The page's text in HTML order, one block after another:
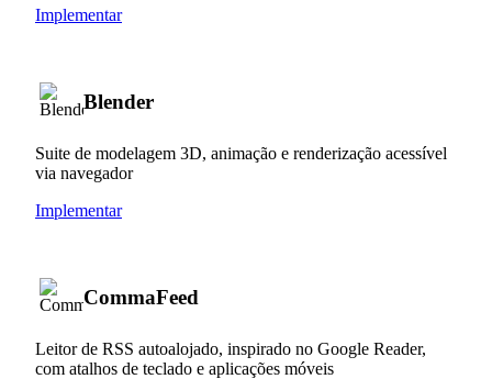
Implementar
Blender
Suite de modelagem 3D, animação e renderização acessível
via navegador
Implementar
CommaFeed
Leitor de RSS autoalojado, inspirado no Google Reader,
com atalhos de teclado e aplicações móveis